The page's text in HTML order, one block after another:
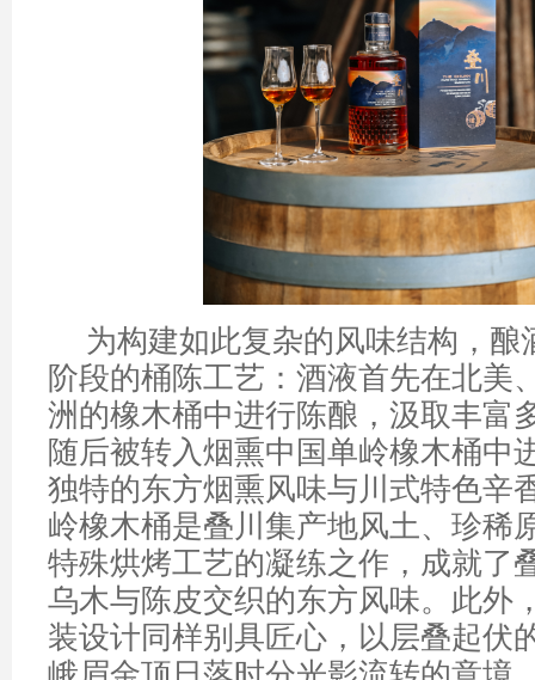
为构建如此复杂的风味结构，酿
阶段的桶陈工艺：酒液首先在北美
洲的橡木桶中进行陈酿，汲取丰富
随后被转入烟熏中国单岭橡木桶中
独特的东方烟熏风味与川式特色辛
岭橡木桶是叠川集产地风土、珍稀
特殊烘烤工艺的凝练之作，成就了
乌木与陈皮交织的东方风味。此外
装设计同样别具匠心，以层叠起伏